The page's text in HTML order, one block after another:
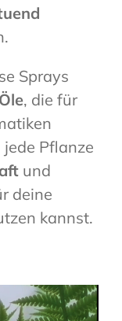
Sprays
, die für
Pflanze
und
deine
kannst.